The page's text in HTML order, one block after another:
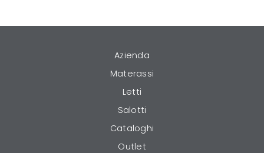
Azienda
Materassi
Letti
Salotti
Cataloghi
Outlet